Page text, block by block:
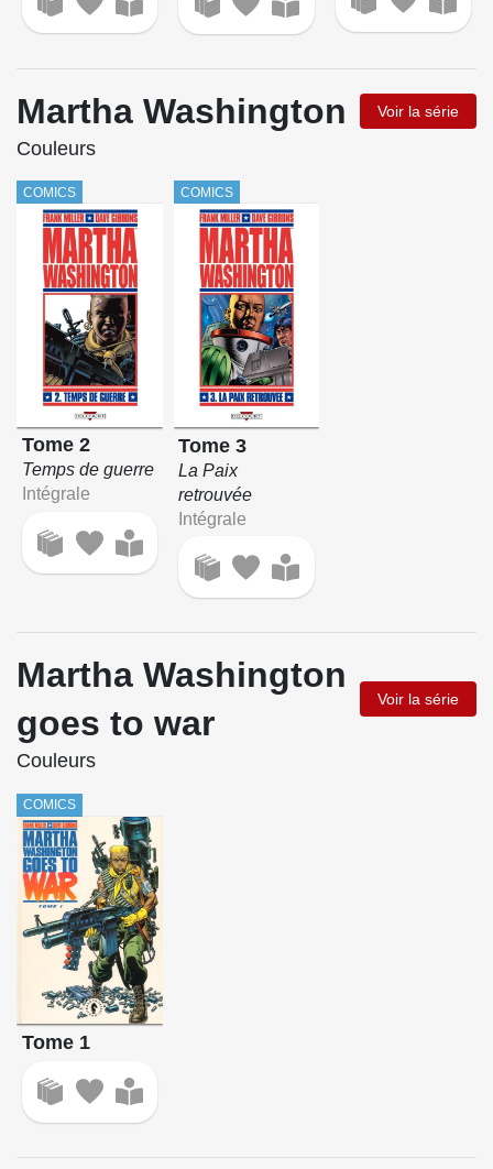
Martha Washington Voir la série
Couleurs
COMICS
Tome 2
Temps de guerre
Intégrale
COMICS
Tome 3
La Paix
retrouvée
Intégrale
Martha Washington
goes to war
Voir la série
Couleurs
COMICS
Tome 1